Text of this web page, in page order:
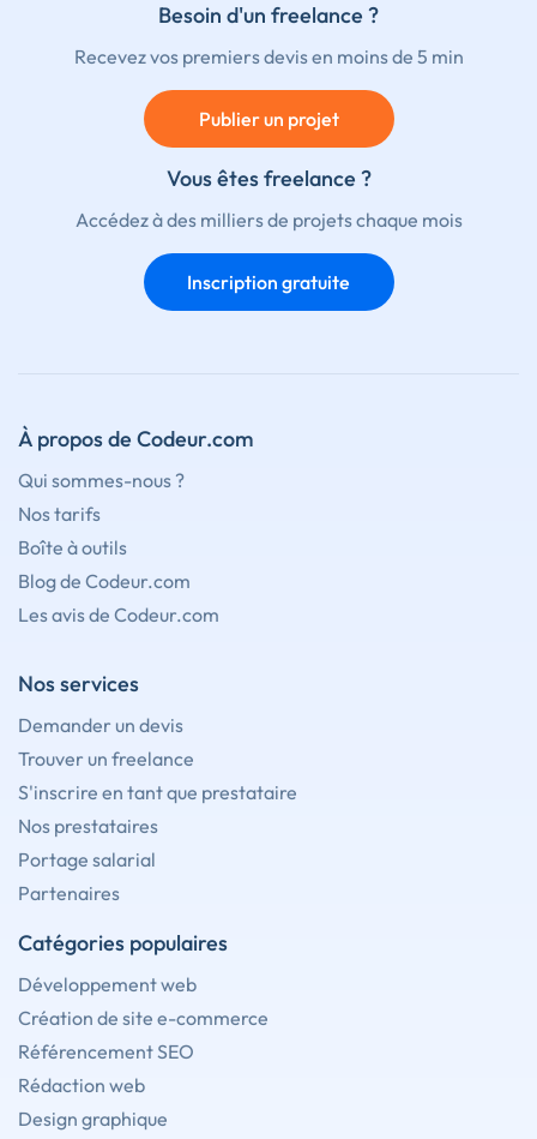
Besoin d'un freelance ?
Recevez vos premiers devis en moins de 5 min
Publier un projet
Vous êtes freelance ?
Accédez à des milliers de projets chaque mois
Inscription gratuite
À propos de Codeur.com
Qui sommes-nous ?
Nos tarifs
Boîte à outils
Blog de Codeur.com
Les avis de Codeur.com
Nos services
Demander un devis
Trouver un freelance
S'inscrire en tant que prestataire
Nos prestataires
Portage salarial
Partenaires
Catégories populaires
Développement web
Création de site e-commerce
Référencement SEO
Rédaction web
Design graphique